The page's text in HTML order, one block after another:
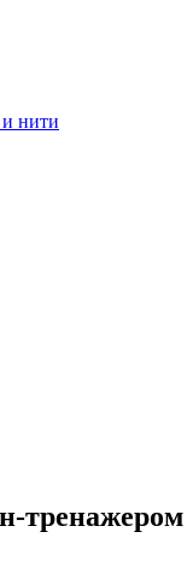
нити
тренажером